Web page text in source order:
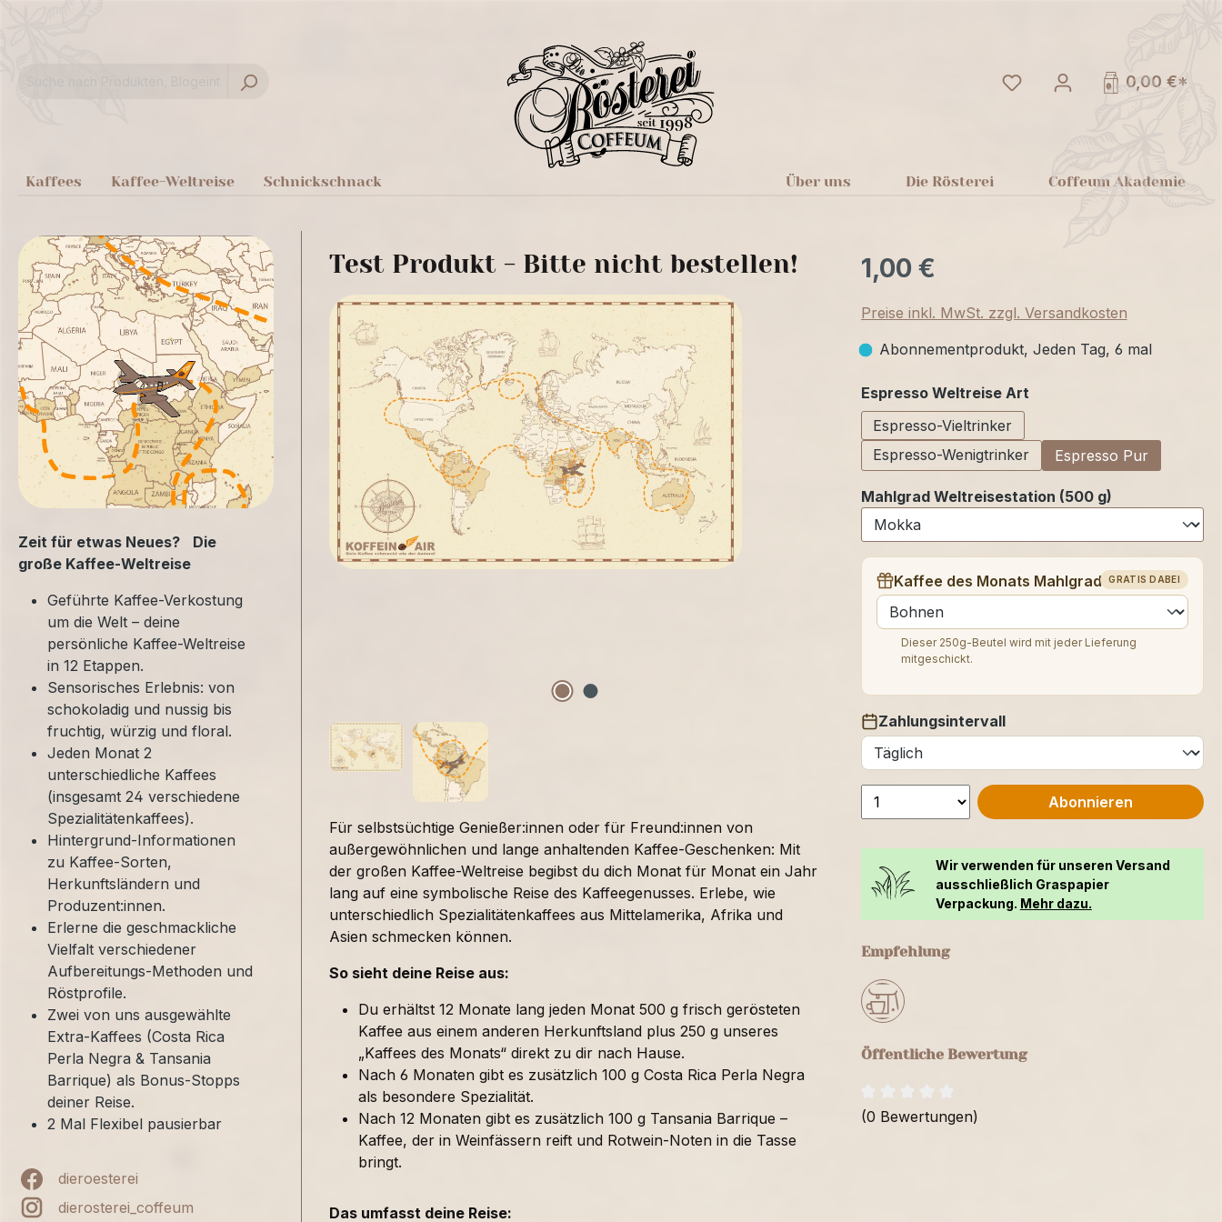
Du hast 0 Produkte auf
0,00 €*
Kaffees Kaffee-Weltreise Schnickschnack Über uns Die Rösterei Coffeum Akademie
Zeit für etwas Neues? Die
große Kaffee-Weltreise
Geführte Kaffee-Verkostung
um die Welt – deine
persönliche Kaffee-Weltreise
in 12 Etappen.
Sensorisches Erlebnis: von
schokoladig und nussig bis
fruchtig, würzig und floral.
Jeden Monat 2
unterschiedliche Kaffees
(insgesamt 24 verschiedene
Spezialitätenkaffees).
Hintergrund-Informationen
zu Kaffee-Sorten,
Herkunftsländern und
Produzent:innen.
Erlerne die geschmackliche
Vielfalt verschiedener
Aufbereitungs-Methoden und
Röstprofile.
Zwei von uns ausgewählte
Extra-Kaffees (Costa Rica
Perla Negra & Tansania
Barrique) als Bonus-Stopps
deiner Reise.
2 Mal Flexibel pausierbar
dieroesterei
dierosterei_coffeum
Test Produkt - Bitte nicht bestellen!
Für selbstsüchtige Genießer:innen oder für Freund:innen von
außergewöhnlichen und lange anhaltenden Kaffee-Geschenken: Mit
der großen Kaffee-Weltreise begibst du dich Monat für Monat ein Jahr
lang auf eine symbolische Reise des Kaffeegenusses. Erlebe, wie
unterschiedlich Spezialitätenkaffees aus Mittelamerika, Afrika und
Asien schmecken können.
So sieht deine Reise aus:
Du erhältst 12 Monate lang jeden Monat 500 g frisch gerösteten
Kaffee aus einem anderen Herkunftsland plus 250 g unseres
„Kaffees des Monats“ direkt zu dir nach Hause.
Nach 6 Monaten gibt es zusätzlich 100 g Costa Rica Perla Negra
als besondere Spezialität.
Nach 12 Monaten gibt es zusätzlich 100 g Tansania Barrique –
Kaffee, der in Weinfässern reift und Rotwein-Noten in die Tasse
bringt.
Das umfasst deine Reise:
1,00 €
Preise inkl. MwSt. zzgl. Versandkosten
Abonnementprodukt, Jeden Tag, 6 mal
Espresso Weltreise Artauswählen
Espresso-Vieltrinker
Espresso-Wenigtrinker
Espresso Pur
Mahlgrad Weltreisestation (500 g)
GRATIS DABEI
Kaffee des Monats Mahlgrad (250 g)
auswählen
Dieser 250g-Beutel wird mit jeder Lieferung
mitgeschickt.
Zahlungsintervall
auswählen
Abonnieren
Wir verwenden für unseren Versand
ausschließlich Graspapier
Verpackung. Mehr dazu.
Empfehlung
Öffentliche Bewertung
(0 Bewertungen)